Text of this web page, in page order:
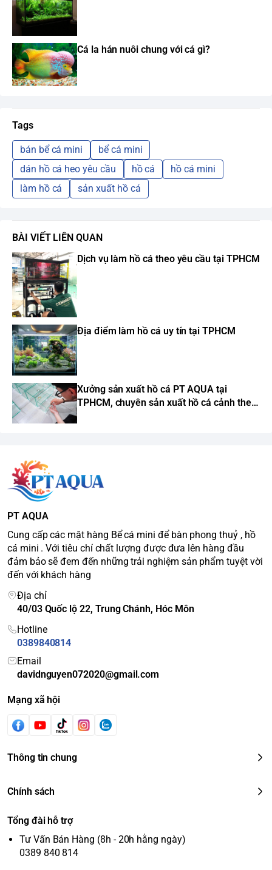
Cá la hán nuôi chung với cá gì?
Tags
bán bể cá mini
bể cá mini
dán hồ cá heo yêu cầu
hồ cá
hồ cá mini
làm hồ cá
sản xuất hồ cá
BÀI VIẾT LIÊN QUAN
Dịch vụ làm hồ cá theo yêu cầu tại TPHCM
Địa điểm làm hồ cá uy tín tại TPHCM
Xưởng sản xuất hồ cá PT AQUA tại
TPHCM, chuyên sản xuất hồ cá cảnh theo
PT AQUA
Cung cấp các mặt hàng Bể cá mini để bàn phong thuỷ , hồ
cá mini . Với tiêu chí chất lượng được đưa lên hàng đầu
đảm bảo sẽ đem đến những trải nghiệm sản phẩm tuyệt vời
đến với khách hàng
Địa chỉ
40/03 Quốc lộ 22, Trung Chánh, Hóc Môn
Hotline
0389840814
Email
davidnguyen072020@gmail.com
Mạng xã hội
Thông tin chung
Chính sách
Tổng đài hỗ trợ
Tư Vấn Bán Hàng (8h - 20h hằng ngày)
0389 840 814